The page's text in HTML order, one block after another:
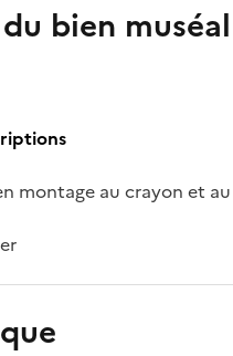
bien muséal
montage au crayon et